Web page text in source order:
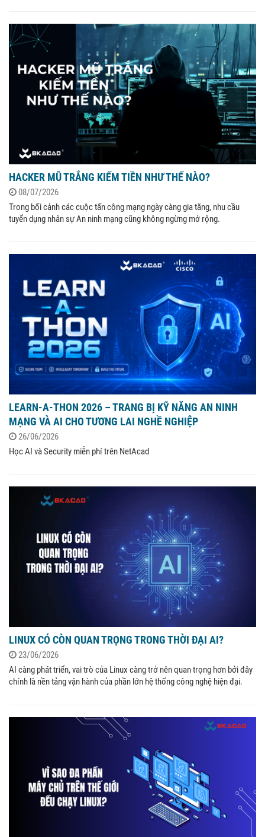
HACKER MŨ TRẮNG KIẾM TIỀN NHƯ THẾ NÀO?
08/07/2026
Trong bối cảnh các cuộc tấn công mạng ngày càng gia tăng, nhu cầu
tuyển dụng nhân sự An ninh mạng cũng không ngừng mở rộng.
LEARN-A-THON 2026 – TRANG BỊ KỸ NĂNG AN NINH
MẠNG VÀ AI CHO TƯƠNG LAI NGHỀ NGHIỆP
26/06/2026
Học AI và Security miễn phí trên NetAcad
LINUX CÓ CÒN QUAN TRỌNG TRONG THỜI ĐẠI AI?
23/06/2026
AI càng phát triển, vai trò của Linux càng trở nên quan trọng hơn bởi đây
chính là nền tảng vận hành của phần lớn hệ thống công nghệ hiện đại.